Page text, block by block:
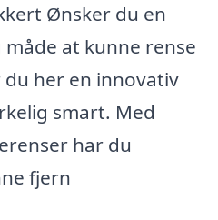
Ønsker du en
at kunne rense
her en innovativ
smart. Med
har du
fjern